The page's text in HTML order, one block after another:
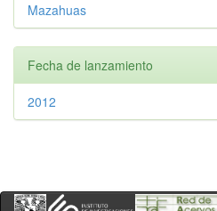
Mazahuas
Fecha de lanzamiento
2012